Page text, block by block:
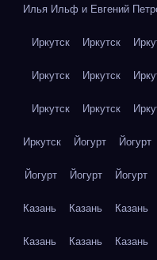
Илья Ильф и Евгений
Иркутск Иркутск
Иркутск Иркутск
Иркутск Иркутск
Иркутск Йогурт Йогурт
Йогурт Йогурт Йогурт
Казань Казань Казань
Казань Казань Казань